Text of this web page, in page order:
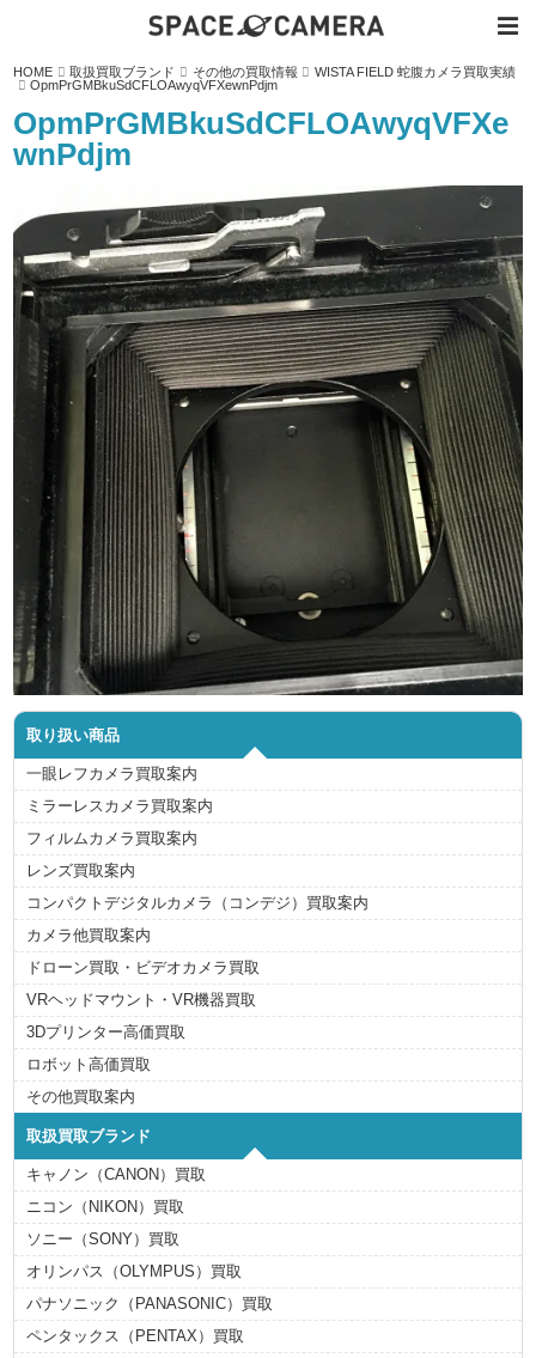
容
を
キ
ッ
HOME 取扱買取ブランド その他の買取情報
WISTA FIELD 蛇腹カメラ買取実績
OpmPrGMBkuSdCFLOAwyqVFXewnPdjm
OpmPrGMBkuSdCFLOAwyqVFXe
wnPdjm
取り扱い商品
一眼レフカメラ買取案内
ミラーレスカメラ買取案内
フィルムカメラ買取案内
レンズ買取案内
コンパクトデジタルカメラ（コンデジ）買取案内
カメラ他買取案内
ドローン買取・ビデオカメラ買取
VRヘッドマウント・VR機器買取
3Dプリンター高価買取
ロボット高価買取
その他買取案内
取扱買取ブランド
キャノン（CANON）買取
ニコン（NIKON）買取
ソニー（SONY）買取
オリンパス（OLYMPUS）買取
パナソニック（PANASONIC）買取
ペンタックス（PENTAX）買取